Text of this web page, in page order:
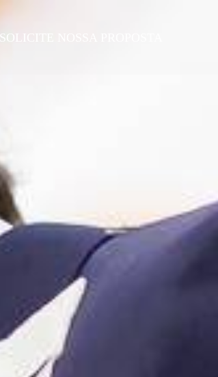
SOLICITE NOSSA PROPOSTA